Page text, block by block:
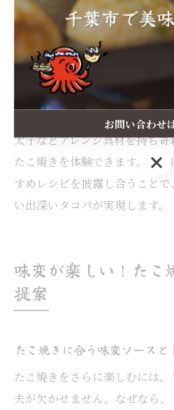
タコパ持ち寄りで盛り上がる
タコパの持ち寄りスタイルで
シピをシェアするのがおすす
付けのバリエーションが増え
しさが倍増するからです。例え
太子などアレンジ具材を持ち
たこ焼きを体験できます。実
すめレシピを披露し合うこと
い出深いタコパが実現します。
味変が楽しい！たこ
提案
たこ焼きに合う味変ソース
たこ焼きをさらに楽しむには
夫が欠かせません。なぜなら
お問い合わせ
お問い合わせ